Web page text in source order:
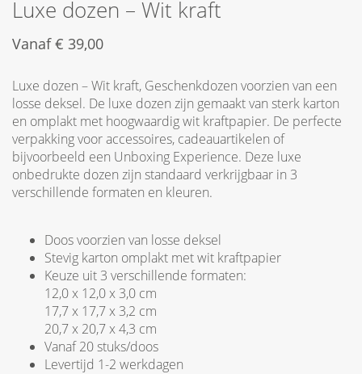
Luxe dozen – Wit kraft
Vanaf€ 39,00
Luxe dozen – Wit kraft, Geschenkdozen voorzien van een
losse deksel. De luxe dozen zijn gemaakt van sterk karton
en omplakt met hoogwaardig wit kraftpapier. De perfecte
verpakking voor accessoires, cadeauartikelen of
bijvoorbeeld een Unboxing Experience. Deze luxe
onbedrukte dozen zijn standaard verkrijgbaar in 3
verschillende formaten en kleuren.
Doos voorzien van losse deksel
Stevig karton omplakt met wit kraftpapier
Keuze uit 3 verschillende formaten:
12,0 x 12,0 x 3,0 cm
17,7 x 17,7 x 3,2 cm
20,7 x 20,7 x 4,3 cm
Vanaf 20 stuks/doos
Levertijd 1-2 werkdagen